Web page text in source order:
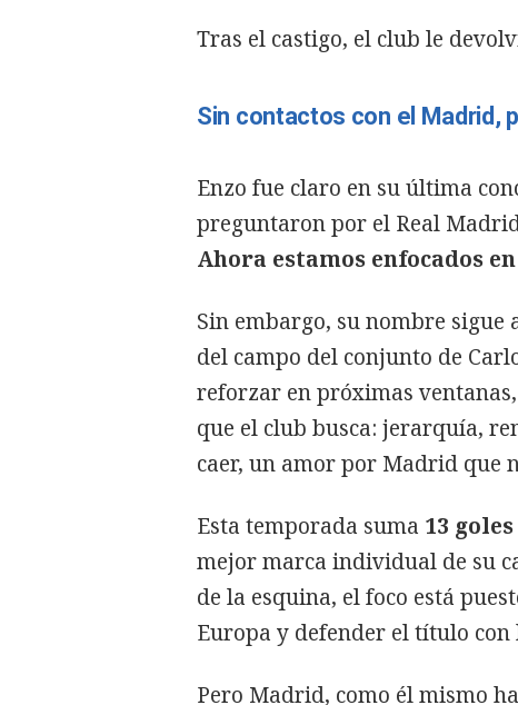
Tras el castigo, el club le
Sin contactos con el Madrid,
Enzo fue claro en su última
preguntaron por el Real
Ahora estamos enfocados
Sin embargo, su nombre sigue
del campo del conjunto de
reforzar en próximas
que el club busca: jerarquía,
caer, un amor por Madrid que
Esta temporada suma 13
mejor marca individual de su
de la esquina, el foco está
Europa y defender el título con
Pero Madrid, como él mismo